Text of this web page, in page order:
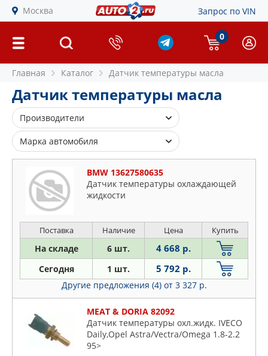
Москва Запрос по VIN
0
Главная Каталог Датчик температуры масла
Датчик температуры масла
Производители
ASPARTS
BMW
BOSCH
CUB
ERA
FACET
FAE
FORD
HONDA
KIA
KRONER
LAND ROVER
Марка автомобиля
Alfa Romeo
Audi
BMW
Buick
Chevrolet
Citroen
Daewoo
Daihatsu
Honda
Hyundai
BMW 13627580635
Датчик температуры охлаждающей
жидкости
Поставка Наличие Цена Купить
На складе 6 шт. 4 668 р.
Сегодня 1 шт. 5 792 р.
Другие предложения (4) от 3 327 р.
MEAT & DORIA 82092
Датчик температуры охл.жидк. IVECO
Daily,Opel Astra/Vectra/Omega 1.8-2.2
95>